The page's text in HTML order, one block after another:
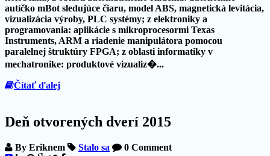
autíčko mBot sledujúce čiaru, model ABS, magnetická levitácia,
vizualizácia výroby, PLC systémy; z elektroniky a
programovania: aplikácie s mikroprocesormi Texas
Instruments, ARM a riadenie manipulátora pomocou
paralelnej štruktúry FPGA; z oblasti informatiky v
mechatronike: produktové vizualiz�...
Čítať ďalej
Deň otvorených dverí 2015
By Eriknem Stalo sa 0 Comment